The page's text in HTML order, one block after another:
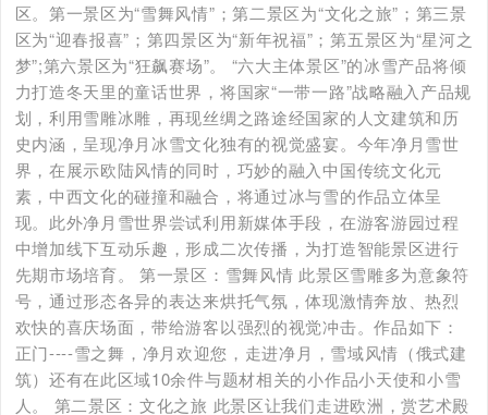
区。第一景区为“雪舞风情”；第二景区为“文化之旅”；第三景
区为“迎春报喜”；第四景区为“新年祝福”；第五景区为“星河之
梦”;第六景区为“狂飙赛场”。 “六大主体景区”的冰雪产品将倾
力打造冬天里的童话世界，将国家“一带一路”战略融入产品规
划，利用雪雕冰雕，再现丝绸之路途经国家的人文建筑和历
史内涵，呈现净月冰雪文化独有的视觉盛宴。今年净月雪世
界，在展示欧陆风情的同时，巧妙的融入中国传统文化元
素，中西文化的碰撞和融合，将通过冰与雪的作品立体呈
现。此外净月雪世界尝试利用新媒体手段，在游客游园过程
中增加线下互动乐趣，形成二次传播，为打造智能景区进行
先期市场培育。 第一景区：雪舞风情 此景区雪雕多为意象符
号，通过形态各异的表达来烘托气氛，体现激情奔放、热烈
欢快的喜庆场面，带给游客以强烈的视觉冲击。作品如下：
正门----雪之舞，净月欢迎您，走进净月，雪域风情（俄式建
筑）还有在此区域10余件与题材相关的小作品小天使和小雪
人。 第二景区：文化之旅 此景区让我们走进欧洲，赏艺术殿